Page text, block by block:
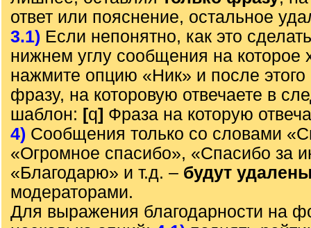
ответ или пояснение, остальное
3.1) Если непонятно, как это
нижнем углу сообщения на которое
нажмите опцию «Ник» и после этого
фразу, на которовую отвечаете в
шаблон: [q] Фраза на которую
4) Сообщения только со словами
«Огромное спасибо», «Спасибо за
«Благодарю» и т.д. – будут
модераторами.
Для выражения благодарности на